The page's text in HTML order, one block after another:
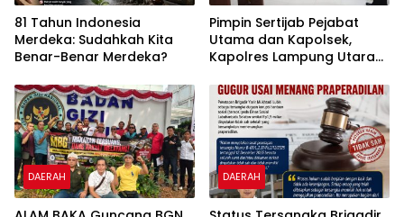
81 Tahun Indonesia
Merdeka: Sudahkah Kita
Benar-Benar Merdeka?
Pimpin Sertijab Pejabat
Utama dan Kapolsek,
Kapolres Lampung Utara
Pelayanan dan
Profesionalisme
DAERAH DAERAH